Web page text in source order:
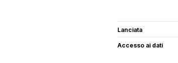
Lanciata
Accesso ai dati